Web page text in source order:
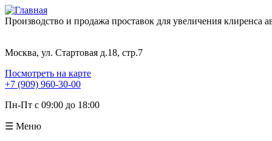
Производство и продажа проставок для увеличения клиренса
Москва, ул. Стартовая д.18, стр.7
Посмотреть на карте
+7 (909) 960-30-00
Пн-Пт с 09:00 до 18:00
☰ Меню